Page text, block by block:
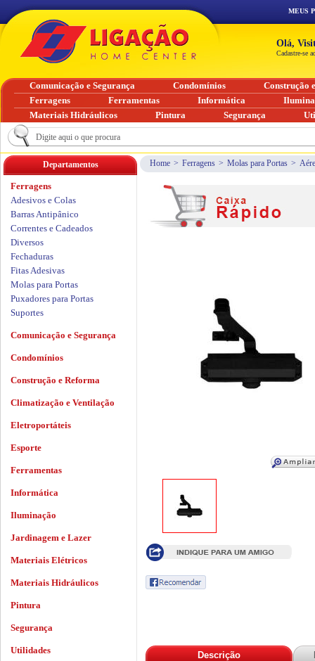
Home > Ferragens > Molas para Portas >
Descrição
Departamentos
Ferragens
Adesivos e Colas
Barras Antipânico
Correntes e Cadeados
Diversos
Fechaduras
Fitas Adesivas
Molas para Portas
Puxadores para Portas
Suportes
Comunicação e Segurança
Condomínios
Construção e Reforma
Climatização e Ventilação
Eletroportáteis
Esporte
Ferramentas
Informática
Iluminação
Jardinagem e Lazer
Materiais Elétricos
Materiais Hidráulicos
Pintura
Segurança
Utilidades
MEUS
Olá,
Cadastre-se
Comunicação e Segurança Condomínios
Construção
Ferragens
Ferramentas Informática
Materiais Hidráulicos
Pintura Segurança